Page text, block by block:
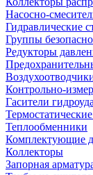
Насосно-
Гидравлические
Группы
Редукторы
Контрольно-
Гасители
Теплообменники
Комплектующие
Коллекторы
Запорная